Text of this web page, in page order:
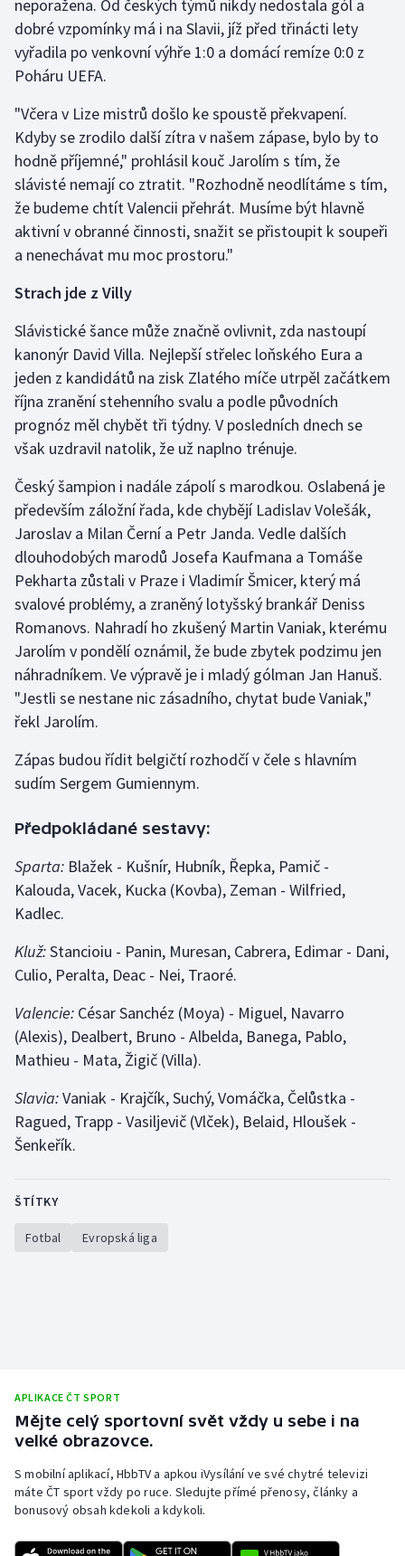
neporažena. Od českých týmů nikdy nedostala gól a
dobré vzpomínky má i na Slavii, jíž před třinácti lety
vyřadila po venkovní výhře 1:0 a domácí remíze 0:0 z
Poháru UEFA.
"Včera v Lize mistrů došlo ke spoustě překvapení.
Kdyby se zrodilo další zítra v našem zápase, bylo by to
hodně příjemné," prohlásil kouč Jarolím s tím, že
slávisté nemají co ztratit. "Rozhodně neodlítáme s tím,
že budeme chtít Valencii přehrát. Musíme být hlavně
aktivní v obranné činnosti, snažit se přistoupit k soupeři
a nenechávat mu moc prostoru."
Strach jde z Villy
Slávistické šance může značně ovlivnit, zda nastoupí
kanonýr David Villa. Nejlepší střelec loňského Eura a
jeden z kandidátů na zisk Zlatého míče utrpěl začátkem
října zranění stehenního svalu a podle původních
prognóz měl chybět tři týdny. V posledních dnech se
však uzdravil natolik, že už naplno trénuje.
Český šampion i nadále zápolí s marodkou. Oslabená je
především záložní řada, kde chybějí Ladislav Volešák,
Jaroslav a Milan Černí a Petr Janda. Vedle dalších
dlouhodobých marodů Josefa Kaufmana a Tomáše
Pekharta zůstali v Praze i Vladimír Šmicer, který má
svalové problémy, a zraněný lotyšský brankář Deniss
Romanovs. Nahradí ho zkušený Martin Vaniak, kterému
Jarolím v pondělí oznámil, že bude zbytek podzimu jen
náhradníkem. Ve výpravě je i mladý gólman Jan Hanuš.
"Jestli se nestane nic zásadního, chytat bude Vaniak,"
řekl Jarolím.
Zápas budou řídit belgičtí rozhodčí v čele s hlavním
sudím Sergem Gumiennym.
Předpokládané sestavy:
Sparta: Blažek - Kušnír, Hubník, Řepka, Pamič -
Kalouda, Vacek, Kucka (Kovba), Zeman - Wilfried,
Kadlec.
Kluž:Stancioiu - Panin, Muresan, Cabrera, Edimar - Dani,
Culio, Peralta, Deac - Nei, Traoré.
Valencie: César Sanchéz (Moya) - Miguel, Navarro
(Alexis), Dealbert, Bruno - Albelda, Banega, Pablo,
Mathieu - Mata, Žigič (Villa).
Slavia:Vaniak - Krajčík, Suchý, Vomáčka, Čelůstka -
Ragued, Trapp - Vasiljevič (Vlček), Belaid, Hloušek -
Šenkeřík.
ŠTÍTKY
Fotbal Evropská liga
APLIKACE ČT SPORT
Mějte celý sportovní svět vždy u sebe i na
velké obrazovce.
S mobilní aplikací, HbbTV a apkou iVysílání ve své chytré televizi
máte ČT sport vždy po ruce. Sledujte přímé přenosy, články a
bonusový obsah kdekoli a kdykoli.